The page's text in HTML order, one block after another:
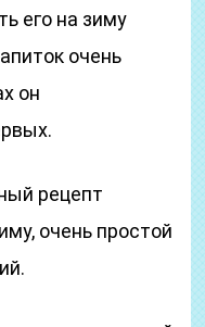
его на зиму
очень
он
рецепт
очень простой